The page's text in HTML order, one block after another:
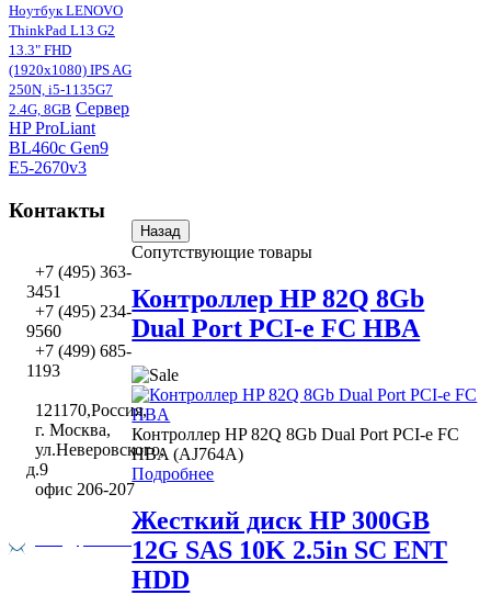
Сопутствующие товары
Контроллер HP 82Q 8Gb
Dual Port PCI-e FC HBA
Контроллер HP 82Q 8Gb Dual Port PCI-e FC
HBA (AJ764A)
Подробнее
Жесткий диск HP 300GB
12G SAS 10K 2.5in SC ENT
HDD
Ноутбук LENOVO
ThinkPad L13 G2
13.3" FHD
(1920x1080) IPS AG
250N, i5-1135G7
2.4G, 8GB Cервер
HP ProLiant
BL460c Gen9
E5-2670v3
Контакты
+7 (495) 363-
3451
+7 (495) 234-
9560
+7 (499) 685-
1193
121170,Россия,
г. Москва,
ул.Неверовского,
д.9
офис 206-207